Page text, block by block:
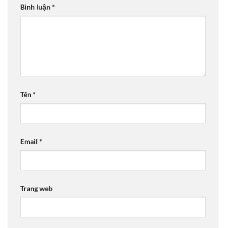
Bình luận*
Tên*
Email *
Trang web